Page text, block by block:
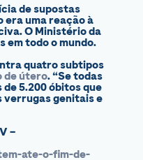
de supostas
era uma reação à
O Ministério da
em todo o mundo.
quatro subtipos
de útero. “Se todas
5.200 óbitos que
verrugas genitais e
–
ate-o-fim-de-